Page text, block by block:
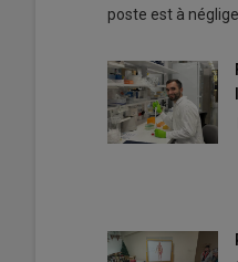
poste est à